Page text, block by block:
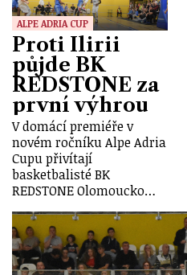
ALPE ADRIA CUP
Proti Ilirii
půjde BK
REDSTONE za
první výhrou
V domácí premiéře v
novém ročníku Alpe Adria
Cupu přivítají
basketbalisté BK
REDSTONE Olomoucko…